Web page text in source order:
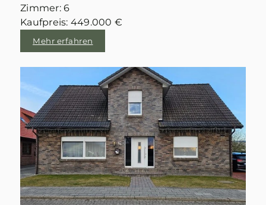
Zimmer: 6
Kaufpreis: 449.000 €
Mehr erfahren